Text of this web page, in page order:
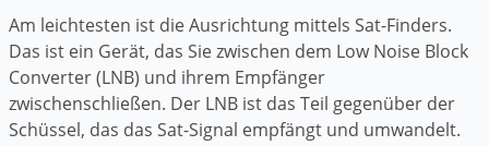
Am leichtesten ist die Ausrichtung mittels Sat-Finders.
Das ist ein Gerät, das Sie zwischen dem Low Noise Block
Converter (LNB) und ihrem Empfänger
zwischenschließen. Der LNB ist das Teil gegenüber der
Schüssel, das das Sat-Signal empfängt und umwandelt.